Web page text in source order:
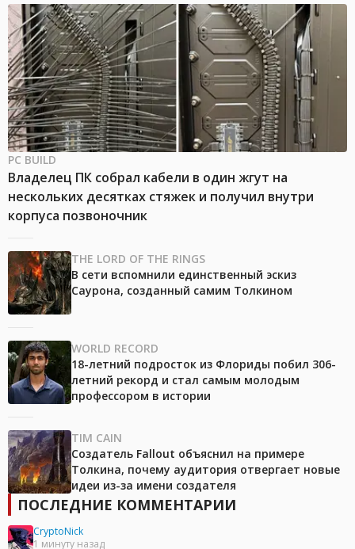
PC BUILD
Владелец ПК собрал кабели в один жгут на
нескольких десятках стяжек и получил внутри
корпуса позвоночник
THE LORD OF THE RINGS
В сети вспомнили единственный эскиз
Саурона, созданный самим Толкином
WORLD RECORD
18-летний подросток из Флориды побил 306-
летний рекорд и стал самым молодым
профессором в истории
TIM CAIN
Создатель Fallout объяснил на примере
Толкина, почему аудитория отвергает новые
идеи из-за имени создателя
ПОСЛЕДНИЕ КОММЕНТАРИИ
CryptoNick
1 минуту назад